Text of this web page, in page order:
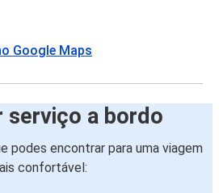
Google Maps
serviço a bordo
podes encontrar para uma viagem
confortável: